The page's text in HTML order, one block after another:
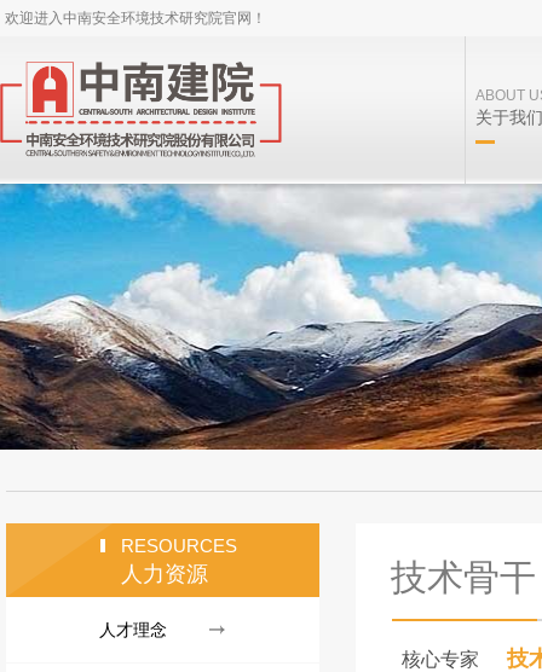
欢迎进入中南安全环境技术研究院官网！
ABOUT
关于我们
技术骨干
RESOURCES
人力资源
人才理念
核心专家 技